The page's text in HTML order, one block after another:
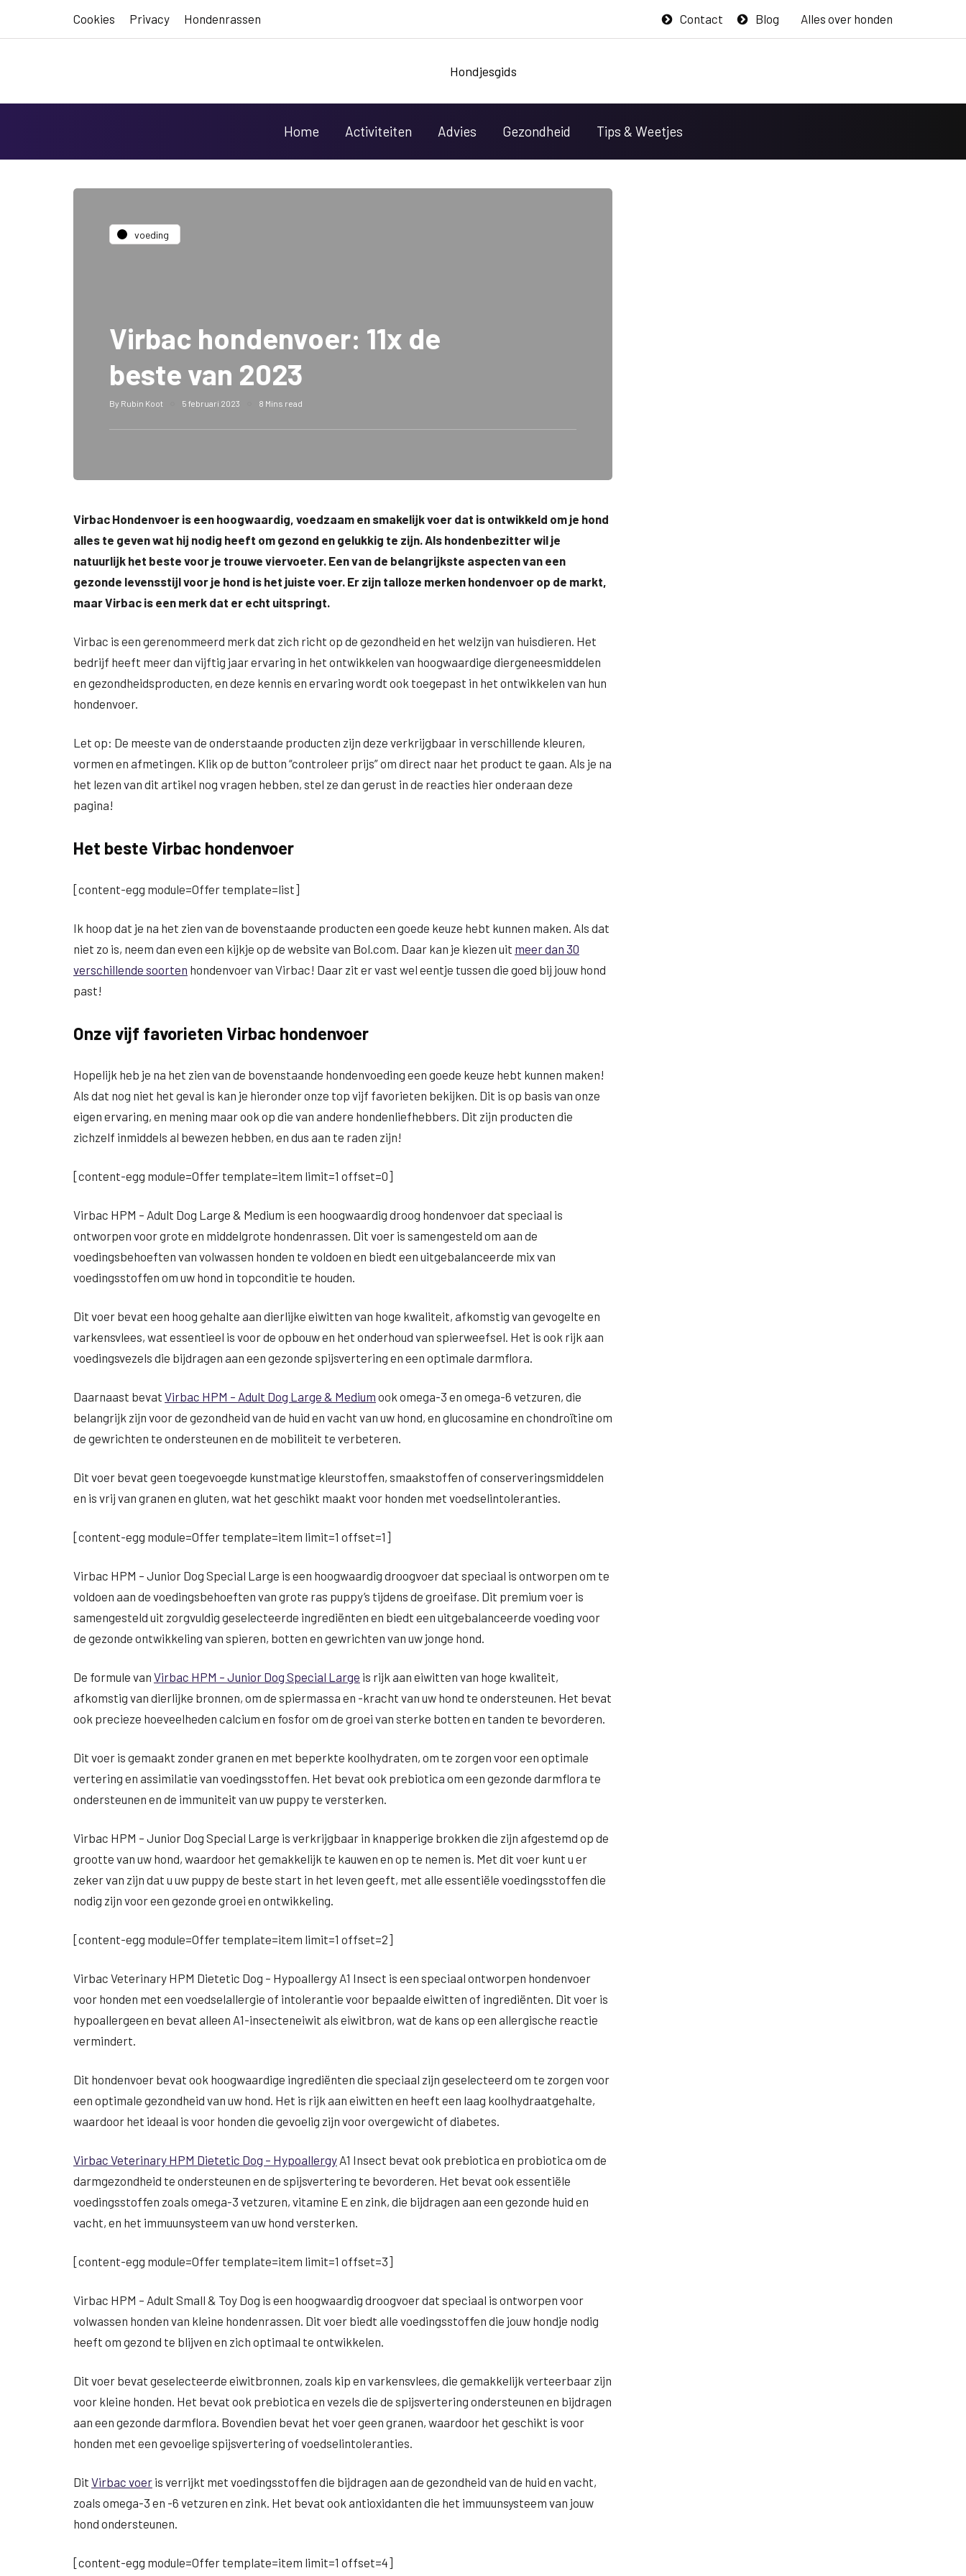
Cookies Privacy Hondenrassen Blog
Contact Alles over honden
Hondjesgids
Home Activiteiten Advies Gezondheid Tips & Weetjes
voeding
Virbac hondenvoer: 11x de
beste van 2023
By Rubin Koot 5 februari 2023 8 Mins read
Virbac Hondenvoer is een hoogwaardig, voedzaam en smakelijk voer dat is ontwikkeld om je hond
alles te geven wat hij nodig heeft om gezond en gelukkig te zijn. Als hondenbezitter wil je
natuurlijk het beste voor je trouwe viervoeter. Een van de belangrijkste aspecten van een
gezonde levensstijl voor je hond is het juiste voer. Er zijn talloze merken hondenvoer op de markt,
maar Virbac is een merk dat er echt uitspringt.
Virbac is een gerenommeerd merk dat zich richt op de gezondheid en het welzijn van huisdieren. Het
bedrijf heeft meer dan vijftig jaar ervaring in het ontwikkelen van hoogwaardige diergeneesmiddelen
en gezondheidsproducten, en deze kennis en ervaring wordt ook toegepast in het ontwikkelen van hun
hondenvoer.
Let op: De meeste van de onderstaande producten zijn deze verkrijgbaar in verschillende kleuren,
vormen en afmetingen. Klik op de button “controleer prijs” om direct naar het product te gaan. Als je na
het lezen van dit artikel nog vragen hebben, stel ze dan gerust in de reacties hier onderaan deze
pagina!
Het beste Virbac hondenvoer
[content-egg module=Offer template=list]
Ik hoop dat je na het zien van de bovenstaande producten een goede keuze hebt kunnen maken. Als dat
niet zo is, neem dan even een kijkje op de website van Bol.com. Daar kan je kiezen uit meer dan 30
verschillende soorten hondenvoer van Virbac! Daar zit er vast wel eentje tussen die goed bij jouw hond
past!
Onze vijf favorieten Virbac hondenvoer
Hopelijk heb je na het zien van de bovenstaande hondenvoeding een goede keuze hebt kunnen maken!
Als dat nog niet het geval is kan je hieronder onze top vijf favorieten bekijken. Dit is op basis van onze
eigen ervaring, en mening maar ook op die van andere hondenliefhebbers. Dit zijn producten die
zichzelf inmiddels al bewezen hebben, en dus aan te raden zijn!
[content-egg module=Offer template=item limit=1 offset=0]
Virbac HPM – Adult Dog Large & Medium is een hoogwaardig droog hondenvoer dat speciaal is
ontworpen voor grote en middelgrote hondenrassen. Dit voer is samengesteld om aan de
voedingsbehoeften van volwassen honden te voldoen en biedt een uitgebalanceerde mix van
voedingsstoffen om uw hond in topconditie te houden.
Dit voer bevat een hoog gehalte aan dierlijke eiwitten van hoge kwaliteit, afkomstig van gevogelte en
varkensvlees, wat essentieel is voor de opbouw en het onderhoud van spierweefsel. Het is ook rijk aan
voedingsvezels die bijdragen aan een gezonde spijsvertering en een optimale darmflora.
Daarnaast bevat Virbac HPM – Adult Dog Large & Medium ook omega-3 en omega-6 vetzuren, die
belangrijk zijn voor de gezondheid van de huid en vacht van uw hond, en glucosamine en chondroïtine om
de gewrichten te ondersteunen en de mobiliteit te verbeteren.
Dit voer bevat geen toegevoegde kunstmatige kleurstoffen, smaakstoffen of conserveringsmiddelen
en is vrij van granen en gluten, wat het geschikt maakt voor honden met voedselintoleranties.
[content-egg module=Offer template=item limit=1 offset=1]
Virbac HPM – Junior Dog Special Large is een hoogwaardig droogvoer dat speciaal is ontworpen om te
voldoen aan de voedingsbehoeften van grote ras puppy’s tijdens de groeifase. Dit premium voer is
samengesteld uit zorgvuldig geselecteerde ingrediënten en biedt een uitgebalanceerde voeding voor
de gezonde ontwikkeling van spieren, botten en gewrichten van uw jonge hond.
De formule van Virbac HPM – Junior Dog Special Large is rijk aan eiwitten van hoge kwaliteit,
afkomstig van dierlijke bronnen, om de spiermassa en -kracht van uw hond te ondersteunen. Het bevat
ook precieze hoeveelheden calcium en fosfor om de groei van sterke botten en tanden te bevorderen.
Dit voer is gemaakt zonder granen en met beperkte koolhydraten, om te zorgen voor een optimale
vertering en assimilatie van voedingsstoffen. Het bevat ook prebiotica om een gezonde darmflora te
ondersteunen en de immuniteit van uw puppy te versterken.
Virbac HPM – Junior Dog Special Large is verkrijgbaar in knapperige brokken die zijn afgestemd op de
grootte van uw hond, waardoor het gemakkelijk te kauwen en op te nemen is. Met dit voer kunt u er
zeker van zijn dat u uw puppy de beste start in het leven geeft, met alle essentiële voedingsstoffen die
nodig zijn voor een gezonde groei en ontwikkeling.
[content-egg module=Offer template=item limit=1 offset=2]
Virbac Veterinary HPM Dietetic Dog – Hypoallergy A1 Insect is een speciaal ontworpen hondenvoer
voor honden met een voedselallergie of intolerantie voor bepaalde eiwitten of ingrediënten. Dit voer is
hypoallergeen en bevat alleen A1-insecteneiwit als eiwitbron, wat de kans op een allergische reactie
vermindert.
Dit hondenvoer bevat ook hoogwaardige ingrediënten die speciaal zijn geselecteerd om te zorgen voor
een optimale gezondheid van uw hond. Het is rijk aan eiwitten en heeft een laag koolhydraatgehalte,
waardoor het ideaal is voor honden die gevoelig zijn voor overgewicht of diabetes.
Virbac Veterinary HPM Dietetic Dog – Hypoallergy A1 Insect bevat ook prebiotica en probiotica om de
darmgezondheid te ondersteunen en de spijsvertering te bevorderen. Het bevat ook essentiële
voedingsstoffen zoals omega-3 vetzuren, vitamine E en zink, die bijdragen aan een gezonde huid en
vacht, en het immuunsysteem van uw hond versterken.
[content-egg module=Offer template=item limit=1 offset=3]
Virbac HPM – Adult Small & Toy Dog is een hoogwaardig droogvoer dat speciaal is ontworpen voor
volwassen honden van kleine hondenrassen. Dit voer biedt alle voedingsstoffen die jouw hondje nodig
heeft om gezond te blijven en zich optimaal te ontwikkelen.
Dit voer bevat geselecteerde eiwitbronnen, zoals kip en varkensvlees, die gemakkelijk verteerbaar zijn
voor kleine honden. Het bevat ook prebiotica en vezels die de spijsvertering ondersteunen en bijdragen
aan een gezonde darmflora. Bovendien bevat het voer geen granen, waardoor het geschikt is voor
honden met een gevoelige spijsvertering of voedselintoleranties.
Dit Virbac voer is verrijkt met voedingsstoffen die bijdragen aan de gezondheid van de huid en vacht,
zoals omega-3 en -6 vetzuren en zink. Het bevat ook antioxidanten die het immuunsysteem van jouw
hond ondersteunen.
[content-egg module=Offer template=item limit=1 offset=4]